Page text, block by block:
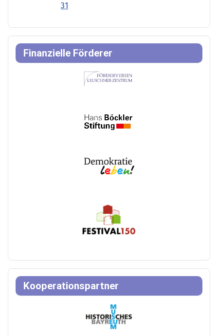
31
Finanzielle Förderer
Kooperationspartner